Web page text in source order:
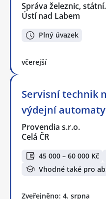
Správa železnic,
Ústí nad Labem
Plný úvazek
včerejší
Servisní technik
výdejní automaty
Provendia s.r.o.
Celá ČR
45 000 – 60 000 Kč
Vhodné také pro
Zveřejněno: 4. srpna